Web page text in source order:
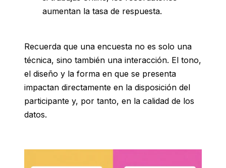
aumentan la tasa de respuesta.
Recuerda que una encuesta no es solo una
técnica, sino también una interacción. El tono,
el diseño y la forma en que se presenta
impactan directamente en la disposición del
participante y, por tanto, en la calidad de los
datos.